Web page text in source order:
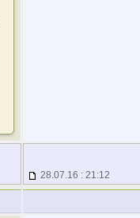
28.07.16 : 21:12